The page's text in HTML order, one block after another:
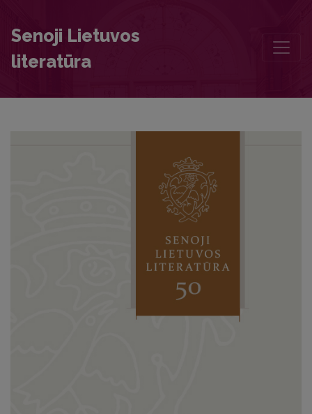
Senoji Lietuvos
literatūra